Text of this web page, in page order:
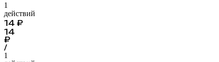
1
действий
14 ₽
14
₽
/
1